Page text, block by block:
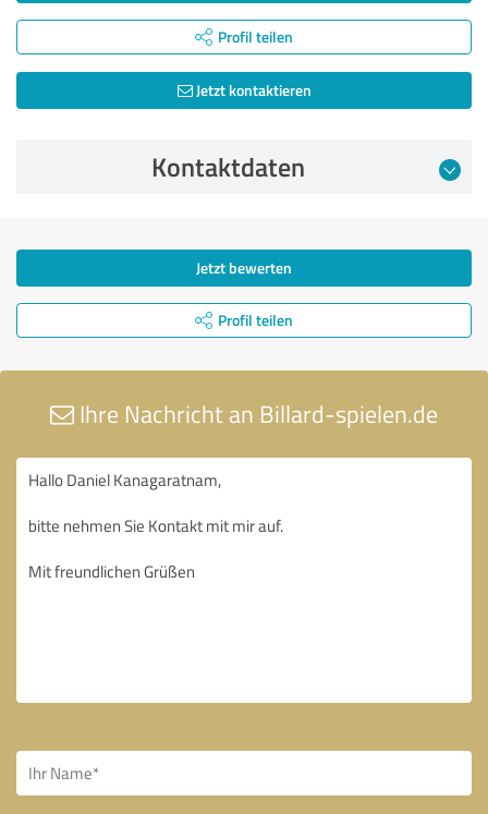
Profil teilen
Jetzt kontaktieren
Kontaktdaten
Jetzt bewerten
Profil teilen
Ihre Nachricht an Billard-spielen.de